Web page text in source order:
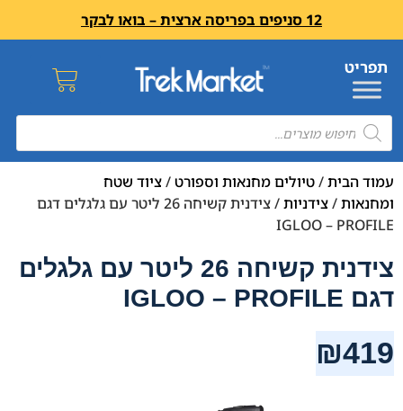
12 סניפים בפריסה ארצית – בואו לבקר
עמוד הבית/טיולים מחנאות וספורט/ציוד שטח
ומחנאות/צידניות
/ צידנית קשיחה 26 ליטר עם גלגלים דגם
IGLOO – PROFILE
צידנית קשיחה 26 ליטר עם גלגלים
דגם IGLOO – PROFILE
₪419